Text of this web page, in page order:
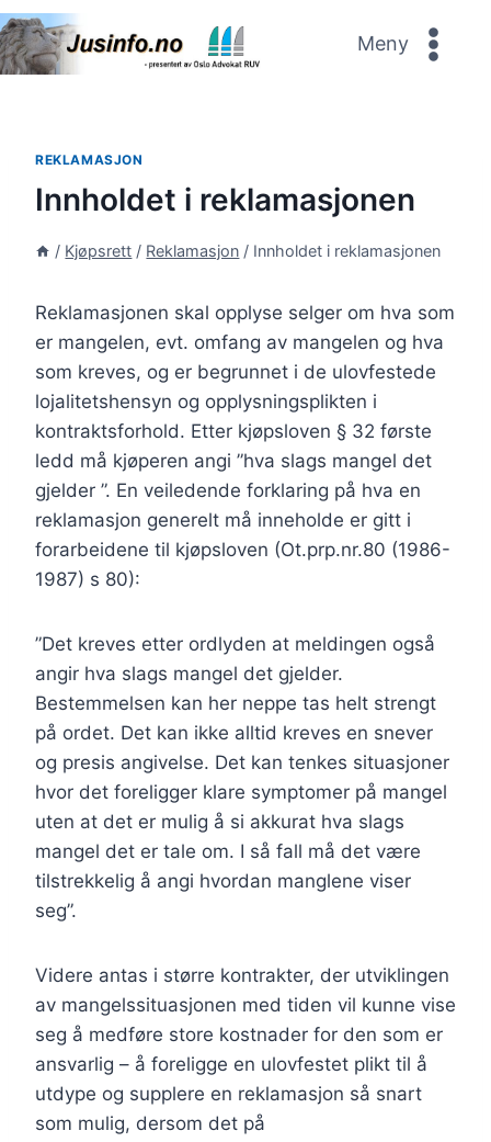
Skip
to
content
Meny
REKLAMASJON
Innholdet i reklamasjonen
/ Kjøpsrett / Reklamasjon / Innholdet i reklamasjonen
Reklamasjonen skal opplyse selger om hva som
er mangelen, evt. omfang av mangelen og hva
som kreves, og er begrunnet i de ulovfestede
lojalitetshensyn og opplysningsplikten i
kontraktsforhold. Etter kjøpsloven § 32 første
ledd må kjøperen angi ”hva slags mangel det
gjelder ”. En veiledende forklaring på hva en
reklamasjon generelt må inneholde er gitt i
forarbeidene til kjøpsloven (Ot.prp.nr.80 (1986-
1987) s 80):
”Det kreves etter ordlyden at meldingen også
angir hva slags mangel det gjelder.
Bestemmelsen kan her neppe tas helt strengt
på ordet. Det kan ikke alltid kreves en snever
og presis angivelse. Det kan tenkes situasjoner
hvor det foreligger klare symptomer på mangel
uten at det er mulig å si akkurat hva slags
mangel det er tale om. I så fall må det være
tilstrekkelig å angi hvordan manglene viser
seg”.
Videre antas i større kontrakter, der utviklingen
av mangelssituasjonen med tiden vil kunne vise
seg å medføre store kostnader for den som er
ansvarlig – å foreligge en ulovfestet plikt til å
utdype og supplere en reklamasjon så snart
som mulig, dersom det på